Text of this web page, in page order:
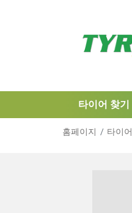
타이어 찾기
홈페이지 타이어